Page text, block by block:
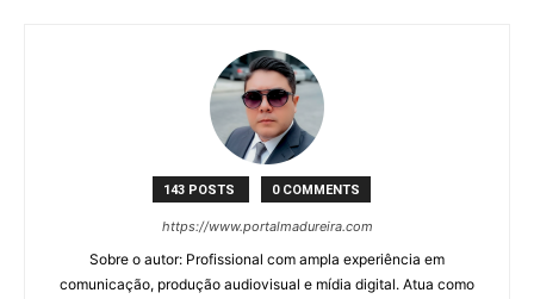
143 POSTS 0 COMMENTS
https://www.portalmadureira.com
Sobre o autor: Profissional com ampla experiência em
comunicação, produção audiovisual e mídia digital. Atua como